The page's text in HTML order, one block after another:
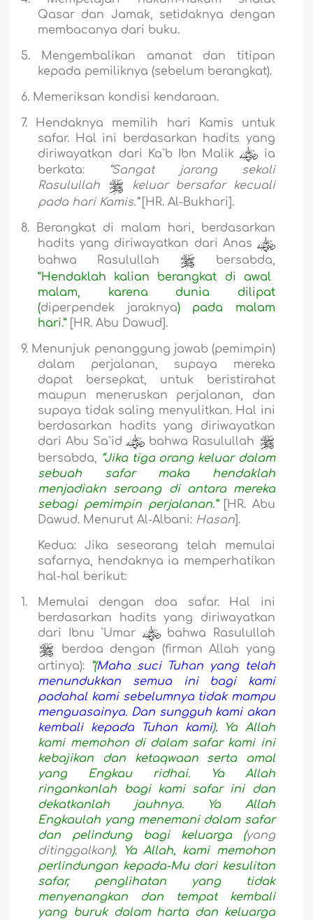
Qasar dan Jamak, setidaknya dengan
membacanya dari buku.
5.
Mengembalikan amanat dan titipan
kepada pemiliknya (sebelum berangkat).
6. Memeriksan kondisi kendaraan.
7.
Hendaknya memilih hari Kamis untuk
safar. Hal ini berdasarkan hadits yang
diriwayatkan dari Ka`b Ibn Malik
ia
berkata: “Sangat jarang sekali
Rasulullah
keluar bersafar kecuali
pada hari Kamis.”[HR. Al-Bukhari].
8.
Berangkat di malam hari, berdasarkan
hadits yang diriwayatkan dari Anas
bahwa Rasulullah
bersabda,
“Hendaklah kalian berangkat di awal
malam, karena dunia dilipat
(diperpendek jaraknya) pada malam
hari.”
[HR. Abu Dawud].
9. Menunjuk penanggung jawab (pemimpin)
dalam perjalanan, supaya mereka
dapat bersepkat, untuk beristirahat
maupun meneruskan perjalanan, dan
supaya tidak saling menyulitkan. Hal ini
berdasarkan hadits yang diriwayatkan
dari Abu Sa`id
bahwa Rasulullah
bersabda,
“Jika tiga orang keluar dalam
sebuah safar maka hendaklah
menjadiakn seroang di antara mereka
sebagi pemimpin perjalanan.”[HR. Abu
Dawud. Menurut Al-Albani: Hasan ].
Kedua: Jika seseorang telah memulai
safarnya, hendaknya ia memperhatikan
hal-hal berikut:
1.
Memulai dengan doa safar. Hal ini
berdasarkan hadits yang diriwayatkan
dari Ibnu `Umar
bahwa Rasulullah
berdoa dengan (firman Allah yang
artinya):
“(Maha suci Tuhan yang telah
menundukkan semua ini bagi kami
padahal kami sebelumnya tidak mampu
menguasainya. Dan sungguh kami akan
kembali kepada Tuhan kami).
Ya Allah
kami memohon di dalam safar kami ini
kebajikan dan ketaqwaan serta amal
yang Engkau ridhai. Ya Allah
ringankanlah bagi kami safar ini dan
dekatkanlah jauhnya. Ya Allah
Engkaulah yang menemani dalam safar
dan pelindung bagi keluarga (yang
ditinggalkan). Ya Allah, kami memohon
perlindungan kepada-Mu dari kesulitan
safar, penglihatan yang tidak
menyenangkan dan tempat kembali
yang buruk dalam harta dan keluarga